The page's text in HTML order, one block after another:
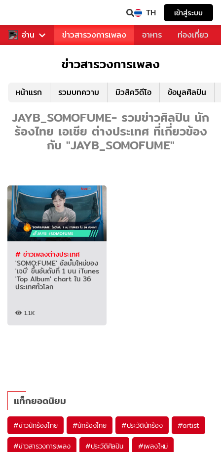
TH เข้าสู่ระบบ
อ่าน
ข่าวบันเทิง ข่าวสารวงการเพลง อาหาร ท่องเที่ยว
ข่าวสารวงการเพลง
หน้าแรก รวมบทความ มิวสิควิดีโอ ข้อมูลศิลปิน
JAYB_SOMOFUME- รวมข่าวศิลปิน นัก
ร้องไทย เอเชีย ต่างประเทศ ที่เกี่ยวข้อง
กับ "JAYB_SOMOFUME"
# ข่าวเพลงต่างประเทศ
'SOMO:FUME' อัลบั้มใหม่ของ
'เจบี' ขึ้นอันดับที่ 1 บน iTunes
'Top Album' chart ใน 36
ประเทศทั่วโลก
1.1K
แท็กยอดนิยม
#ข่าวนักร้องไทย #นักร้องไทย #ประวัตินักร้อง #artist
#ข่าวสารวงการเพลง #ประวัติศิลปิน #เพลงใหม่